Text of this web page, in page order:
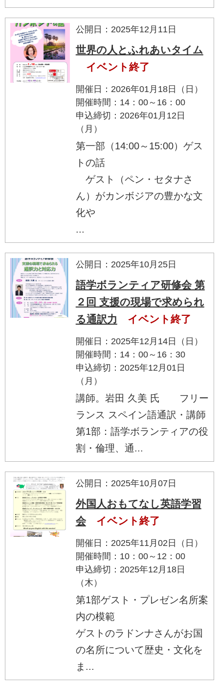
公開日：2025年12月11日
世界の人とふれあいタイム
イベント終了
開催日：2026年01月18日（日）
開催時間：14：00～16：00
申込締切：2026年01月12日
（月）
第一部（14:00～15:00）ゲス
トの話
ゲスト（ペン・セタナさ
ん）がカンボジアの豊かな文
化や
...
公開日：2025年10月25日
語学ボランティア研修会 第
２回 支援の現場で求められ
る通訳力
イベント終了
開催日：2025年12月14日（日）
開催時間：14：00～16：30
申込締切：2025年12月01日
（月）
講師。岩田 久美 氏 フリー
ランス スペイン語通訳・講師
第1部：語学ボランティアの役
割・倫理、通...
公開日：2025年10月07日
外国人おもてなし英語学習
会
イベント終了
開催日：2025年11月02日（日）
開催時間：10：00～12：00
申込締切：2025年12月18日
（木）
第1部ゲスト・プレゼン名所案
内の模範
ゲストのラドンナさんがお国
の名所について歴史・文化を
ま...